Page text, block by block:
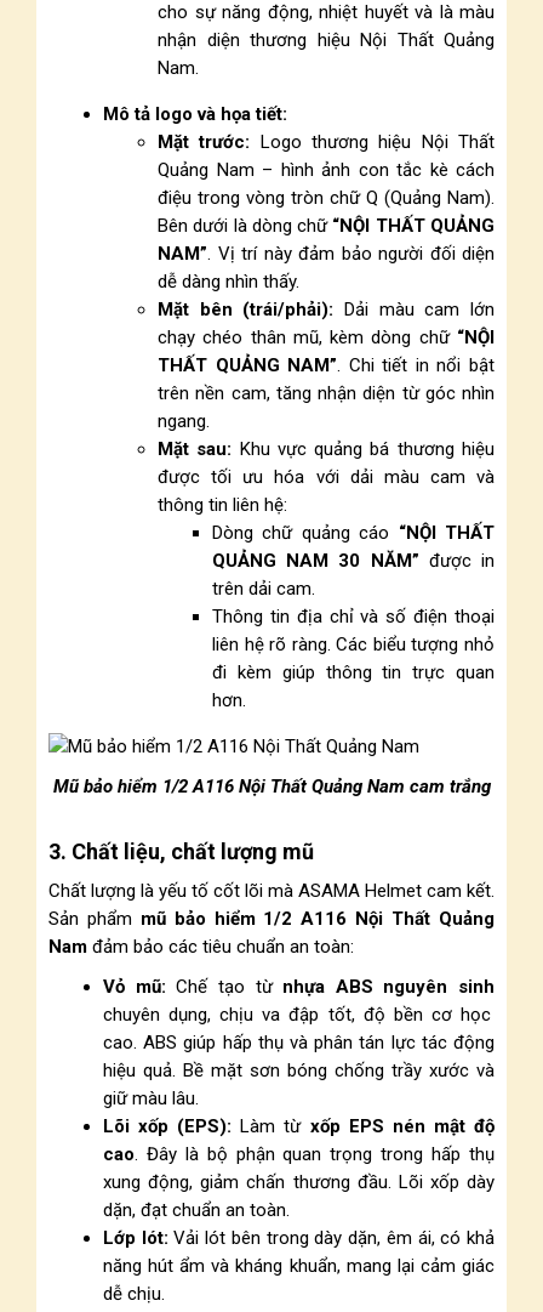
cho sự năng động, nhiệt huyết và là màu
nhận diện thương hiệu Nội Thất Quảng
Nam.
Mô tả logo và họa tiết:
Mặt trước: Logo thương hiệu Nội Thất
Quảng Nam – hình ảnh con tắc kè cách
điệu trong vòng tròn chữ Q (Quảng Nam).
Bên dưới là dòng chữ “NỘI THẤT QUẢNG
NAM”. Vị trí này đảm bảo người đối diện
dễ dàng nhìn thấy.
Mặt bên (trái/phải): Dải màu cam lớn
chạy chéo thân mũ, kèm dòng chữ “NỘI
THẤT QUẢNG NAM”. Chi tiết in nổi bật
trên nền cam, tăng nhận diện từ góc nhìn
ngang.
Mặt sau: Khu vực quảng bá thương hiệu
được tối ưu hóa với dải màu cam và
thông tin liên hệ:
Dòng chữ quảng cáo “NỘI THẤT
QUẢNG NAM 30 NĂM” được in
trên dải cam.
Thông tin địa chỉ và số điện thoại
liên hệ rõ ràng. Các biểu tượng nhỏ
đi kèm giúp thông tin trực quan
hơn.
Mũ bảo hiểm 1/2 A116 Nội Thất Quảng Nam cam trắng
3. Chất liệu, chất lượng mũ
Chất lượng là yếu tố cốt lõi mà ASAMA Helmet cam kết.
Sản phẩm mũ bảo hiểm 1/2 A116 Nội Thất Quảng
Nam đảm bảo các tiêu chuẩn an toàn:
Vỏ mũ: Chế tạo từ nhựa ABS nguyên sinh
chuyên dụng, chịu va đập tốt, độ bền cơ học
cao. ABS giúp hấp thụ và phân tán lực tác động
hiệu quả. Bề mặt sơn bóng chống trầy xước và
giữ màu lâu.
Lõi xốp (EPS): Làm từ xốp EPS nén mật độ
cao. Đây là bộ phận quan trọng trong hấp thụ
xung động, giảm chấn thương đầu. Lõi xốp dày
dặn, đạt chuẩn an toàn.
Lớp lót: Vải lót bên trong dày dặn, êm ái, có khả
năng hút ẩm và kháng khuẩn, mang lại cảm giác
dễ chịu.